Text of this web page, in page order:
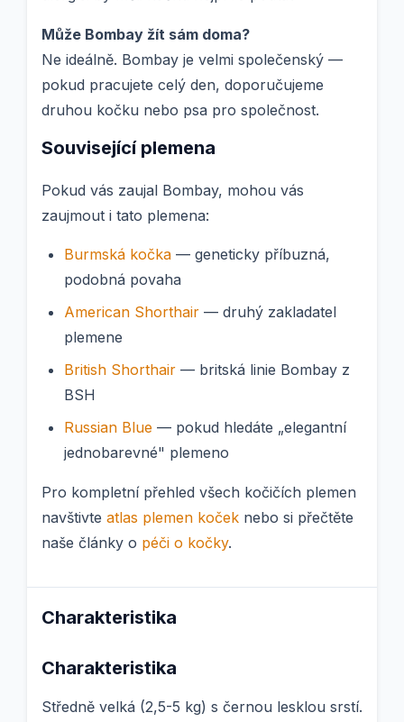
Může Bombay žít sám doma?
Ne ideálně. Bombay je velmi společenský —
pokud pracujete celý den, doporučujeme
druhou kočku nebo psa pro společnost.
Související plemena
Pokud vás zaujal Bombay, mohou vás
zaujmout i tato plemena:
Burmská kočka — geneticky příbuzná,
podobná povaha
American Shorthair — druhý zakladatel
plemene
British Shorthair — britská linie Bombay z
BSH
Russian Blue — pokud hledáte „elegantní
jednobarevné" plemeno
Pro kompletní přehled všech kočičích plemen
navštivte atlas plemen koček nebo si přečtěte
naše články o péči o kočky.
Charakteristika
Charakteristika
Středně velká (2,5-5 kg) s černou lesklou srstí.